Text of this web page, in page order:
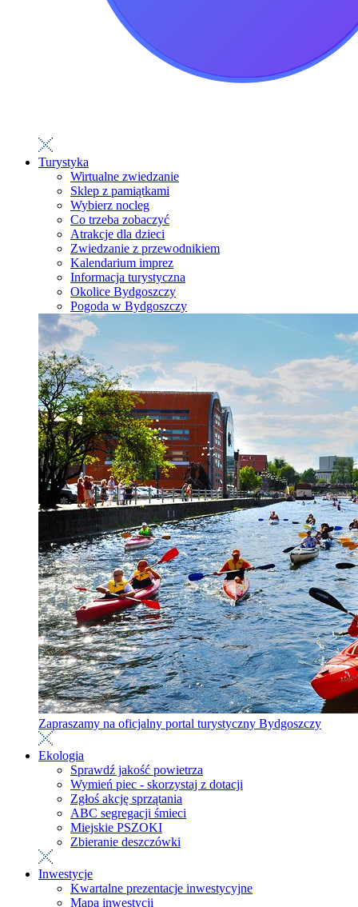
Turystyka
Wirtualne zwiedzanie
Sklep z pamiątkami
Wybierz nocleg
Co trzeba zobaczyć
Atrakcje dla dzieci
Zwiedzanie z przewodnikiem
Kalendarium imprez
Informacja turystyczna
Okolice Bydgoszczy
Pogoda w Bydgoszczy
Zapraszamy na oficjalny portal turystyczny Bydgoszczy
Ekologia
Sprawdź jakość powietrza
Wymień piec - skorzystaj z dotacji
Zgłoś akcję sprzątania
ABC segregacji śmieci
Miejskie PSZOKI
Zbieranie deszczówki
Inwestycje
Kwartalne prezentacje inwestycyjne
Mapa inwestycji